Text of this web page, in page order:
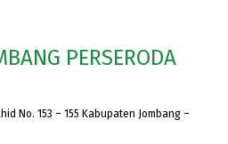
PERSERODA
No. 153 – 155 Kabupaten Jombang –